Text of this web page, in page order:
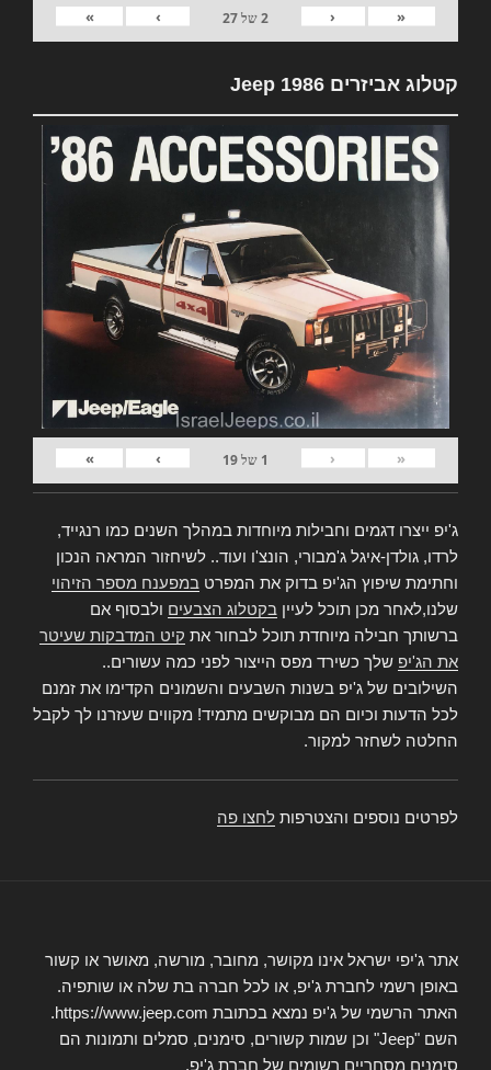
«
‹
2של27
›
»
קטלוג אביזרים Jeep 1986
«
‹
1 של19
›
»
ג'יפ ייצרו דגמים וחבילות מיוחדות במהלך השנים כמו רנגייד,
לרדו, גולדן-איגל ג'מבורי, הונצ'ו ועוד.. לשיחזור המראה הנכון
וחתימת שיפוץ הג'יפ בדוק את המפרט במפענח מספר הזיהוי
שלנו,לאחר מכן תוכל לעיין בקטלוג הצבעים ולבסוף אם
ברשותך חבילה מיוחדת תוכל לבחור את קיט המדבקות שעיטר
את הג'יפ שלך כשירד מפס הייצור לפני כמה עשורים..
השילובים של ג'יפ בשנות השבעים והשמונים הקדימו את זמנם
לכל הדעות וכיום הם מבוקשים מתמיד! מקווים שעזרנו לך לקבל
החלטה לשחזר למקור.
לפרטים נוספים והצטרפות לחצו פה
אתר ג'יפי ישראל אינו מקושר, מחובר, מורשה, מאושר או קשור
באופן רשמי לחברת ג'יפ, או לכל חברה בת שלה או שותפיה.
האתר הרשמי של ג'יפ נמצא בכתובת https://www.jeep.com.
השם "Jeep" וכן שמות קשורים, סימנים, סמלים ותמונות הם
סימנים מסחריים רשומים של חברת ג'יפ.